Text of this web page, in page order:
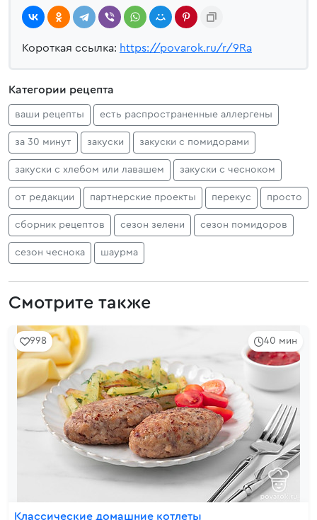
Короткая ссылка: https://povarok.ru/r/9Ra
Категории рецепта
ваши рецепты есть распространенные аллергены
за 30 минут закуски закуски с помидорами
закуски с хлебом или лавашем закуски с чесноком
от редакции партнерские проекты перекус просто
сборник рецептов сезон зелени сезон помидоров
сезон чеснока шаурма
Смотрите также
40 мин
998
Классические домашние котлеты